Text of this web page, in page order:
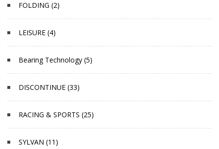
FOLDING (2)
LEISURE (4)
Bearing Technology (5)
DISCONTINUE (33)
RACING & SPORTS (25)
SYLVAN (11)